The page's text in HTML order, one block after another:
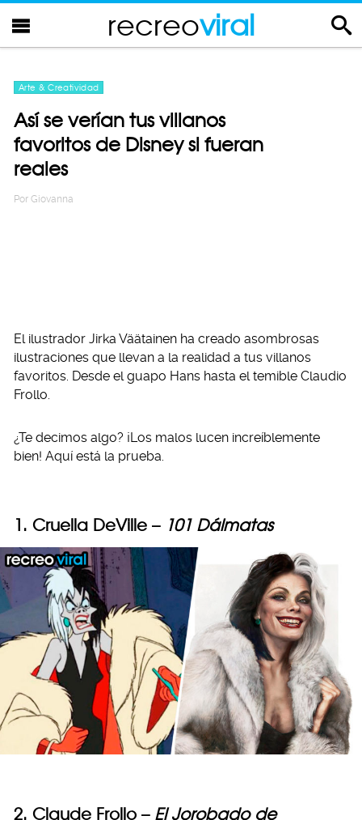
recreoviral
Arte & Creatividad
Así se verían tus villanos
favoritos de Disney si fueran
reales
Por Giovanna
El ilustrador Jirka Väätainen ha creado asombrosas
ilustraciones que llevan a la realidad a tus villanos
favoritos. Desde el guapo Hans hasta el temible Claudio
Frollo.
¿Te decimos algo? ¡Los malos lucen increíblemente
bien! Aquí está la prueba.
1. Cruella DeVille – 101 Dálmatas
2. Claude Frollo – El Jorobado de